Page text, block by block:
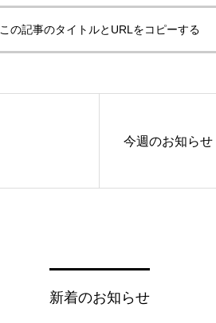
この記事のタイトルとURLをコピーする
今週のお知らせ
新着のお知らせ